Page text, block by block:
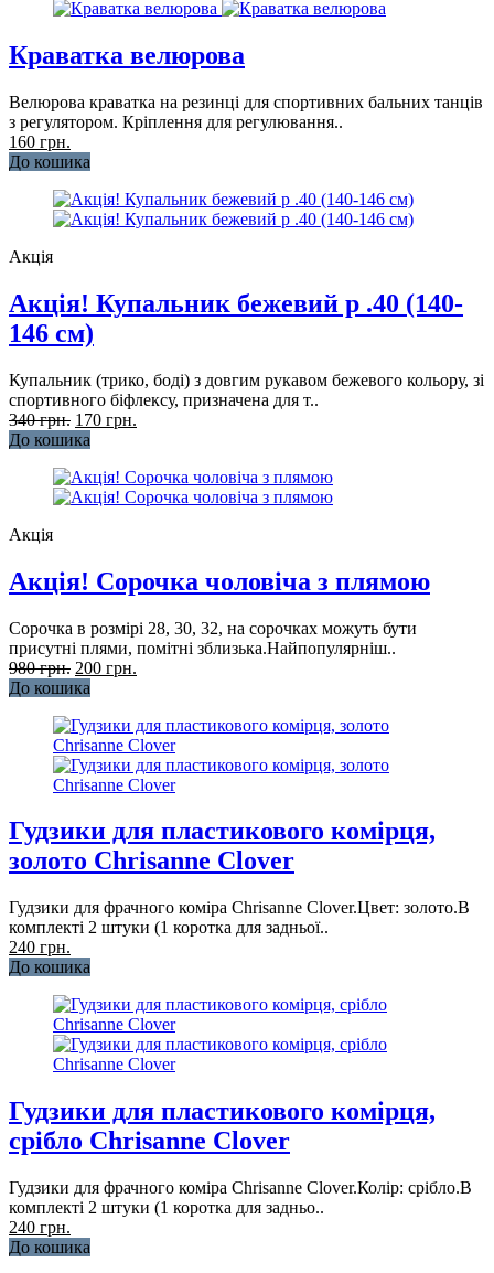
Краватка велюрова
Велюрова краватка на резинці для спортивних бальних танців
з регулятором. Кріплення для регулювання..
160 грн.
До кошика
Акція
Акція! Купальник бежевий р .40 (140-
146 см)
Купальник (трико, боді) з довгим рукавом бежевого кольору, зі
спортивного біфлексу, призначена для т..
340 грн. 170 грн.
До кошика
Акція
Акція! Сорочка чоловіча з плямою
Сорочка в розмірі 28, 30, 32, на сорочках можуть бути
присутні плями, помітні зблизька.Найпопулярніш..
980 грн. 200 грн.
До кошика
Гудзики для пластикового комірця,
золото Chrisanne Clover
Гудзики для фрачного коміра Chrisanne Clover.Цвет: золото.В
комплекті 2 штуки (1 коротка для задньої..
240 грн.
До кошика
Гудзики для пластикового комірця,
срібло Chrisanne Clover
Гудзики для фрачного коміра Chrisanne Clover.Колір: срібло.В
комплекті 2 штуки (1 коротка для задньо..
240 грн.
До кошика